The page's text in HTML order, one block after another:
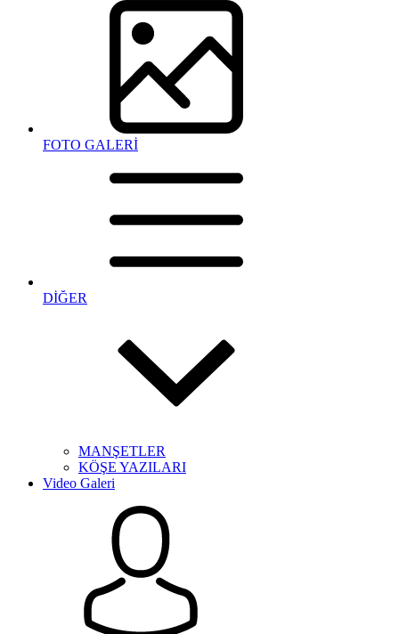
FOTO GALERİ
DİĞER
MANŞETLER
KÖŞE YAZILARI
Video Galeri